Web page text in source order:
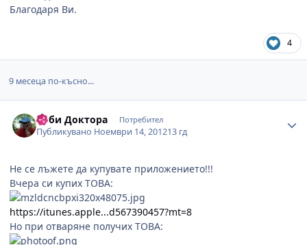
Благодаря Ви.
4
9 месеца по-късно...
Боби Доктора Потребител
Публикувано Ноември 14, 201213 гд
Не се лъжете да купувате приложението!!!
Вчера си купих ТОВА:
https://itunes.apple...d567390457?mt=8
Но при отваряне получих ТОВА: